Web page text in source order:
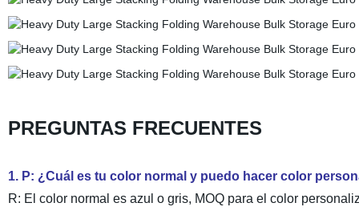
PREGUNTAS FRECUENTES
1. P: ¿Cuál es tu color normal y puedo hacer color
R: El color normal es azul o gris, MOQ para el color